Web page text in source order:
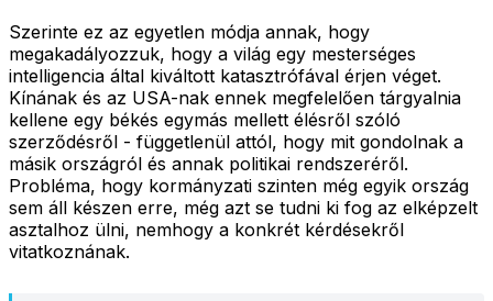
Szerinte ez az egyetlen módja annak, hogy
megakadályozzuk, hogy a világ egy mesterséges
intelligencia által kiváltott katasztrófával érjen véget.
Kínának és az USA-nak ennek megfelelően tárgyalnia
kellene egy békés egymás mellett élésről szóló
szerződésről - függetlenül attól, hogy mit gondolnak a
másik országról és annak politikai rendszeréről.
Probléma, hogy kormányzati szinten még egyik ország
sem áll készen erre, még azt se tudni ki fog az elképzelt
asztalhoz ülni, nemhogy a konkrét kérdésekről
vitatkoznának.